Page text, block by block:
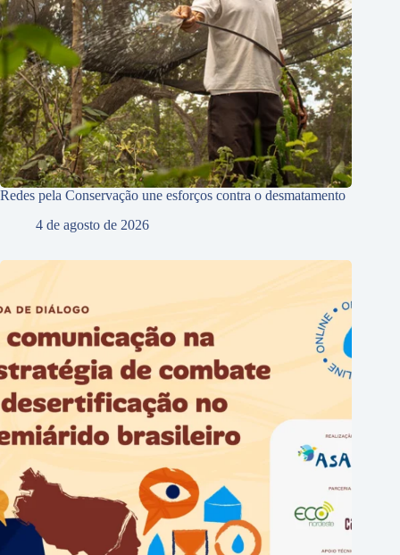
Redes pela Conservação une esforços contra o desmatamento
4 de agosto de 2026